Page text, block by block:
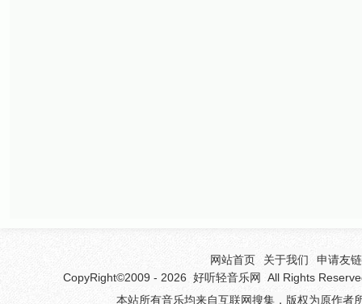
网站首页 关于我们
申请友
CopyRight©2009 - 2026 好听轻音乐网
All Rights
本站所有音乐均来自互联网搜集，版权为原作者